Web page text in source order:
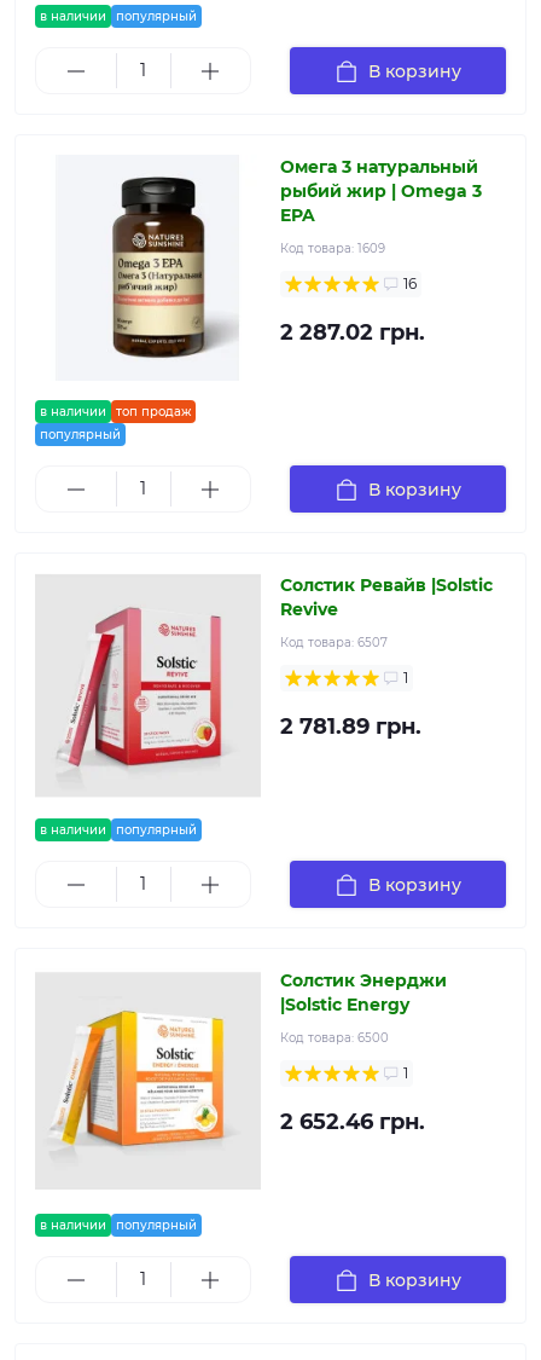
в наличии популярный
В корзину
в наличии
топ продаж
популярный
Омега 3 натуральный
рыбий жир | Omega 3
EPA
Код товара: 1609
16
2 287.02 грн.
В корзину
в наличии популярный
Солстик Ревайв |Solstic
Revive
Код товара: 6507
1
2 781.89 грн.
В корзину
в наличии популярный
Солстик Энерджи
|Solstic Energy
Код товара: 6500
1
2 652.46 грн.
В корзину